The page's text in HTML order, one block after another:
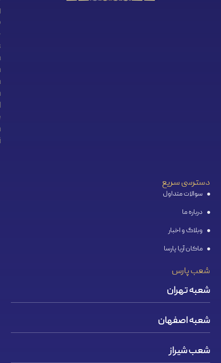
دسترسی سریع
سوالات متداول
درباره ما
وبلاگ و اخبار
ماکان آریا پارسا
شعب پارس
شعبه تهران
شعبه اصفهان
شعب شیراز